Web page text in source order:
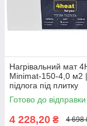
Нагрівальний мат
Minimat-150-4,0 м2
підлога під плитку
Готово до відправки
4 228,20 ₴ 4 698